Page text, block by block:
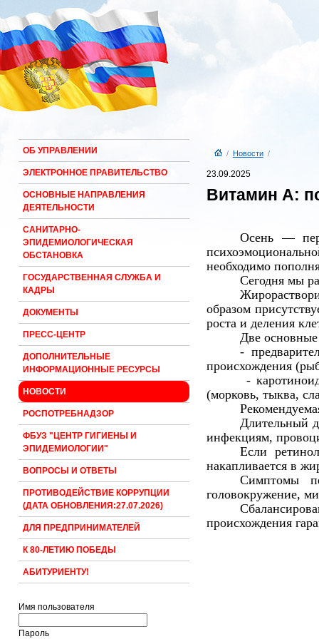
ОБ УПРАВЛЕНИИ
ЭЛЕКТРОННОЕ ПРАВИТЕЛЬСТВО
ОСНОВНЫЕ НАПРАВЛЕНИЯ
ДЕЯТЕЛЬНОСТИ
САНИТАРНО-
ЭПИДЕМИОЛОГИЧЕСКАЯ
ОБСТАНОВКА
ГОСУДАРСТВЕННАЯ СЛУЖБА И
КАДРЫ
ДОКУМЕНТЫ
ПРЕСС-ЦЕНТР
ДОПОЛНИТЕЛЬНЫЕ
ИНФОРМАЦИОННЫЕ РЕСУРСЫ
НОВОСТИ
РОСПОТРЕБНАДЗОР
ФБУЗ "ЦЕНТР ГИГИЕНЫ И
ЭПИДЕМИОЛОГИИ"
ВОПРОСЫ И ОТВЕТЫ
ПРОТИВОДЕЙСТВИЕ КОРРУПЦИИ
(ДАТА ОБНОВЛЕНИЯ:27.07.2026)
ДЛЯ ПРЕДПРИНИМАТЕЛЕЙ
К 80-ЛЕТИЮ ПОБЕДЫ
АБИТУРИЕНТУ!
Имя пользователя
Пароль
/ Новости/
23.09.2025
Витамин А:
Осень —
необходимо
Сегодня мы
образом
роста и деления
Две
-
происхождения
-
(морковь, тыква,
Длительный
инфекциям,
Если
накапливается в
Симптомы
головокружение,
происхождения